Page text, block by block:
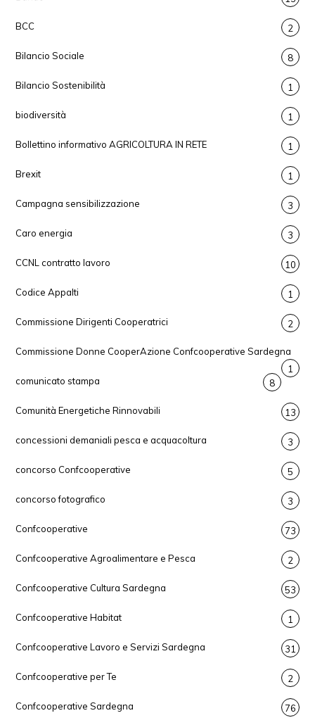
BCC 2
Bilancio Sociale 8
Bilancio Sostenibilità 1
biodiversità 1
Bollettino informativo AGRICOLTURA IN RETE 1
Brexit 1
Campagna sensibilizzazione 3
Caro energia 3
CCNL contratto lavoro 10
Codice Appalti 1
Commissione Dirigenti Cooperatrici 2
Commissione Donne CooperAzione Confcooperative Sardegna
1
comunicato stampa
8
Comunità Energetiche Rinnovabili 13
concessioni demaniali pesca e acquacoltura 3
concorso Confcooperative 5
concorso fotografico 3
Confcooperative 73
Confcooperative Agroalimentare e Pesca 2
Confcooperative Cultura Sardegna 53
Confcooperative Habitat 1
Confcooperative Lavoro e Servizi Sardegna 31
Confcooperative per Te 2
Confcooperative Sardegna 76